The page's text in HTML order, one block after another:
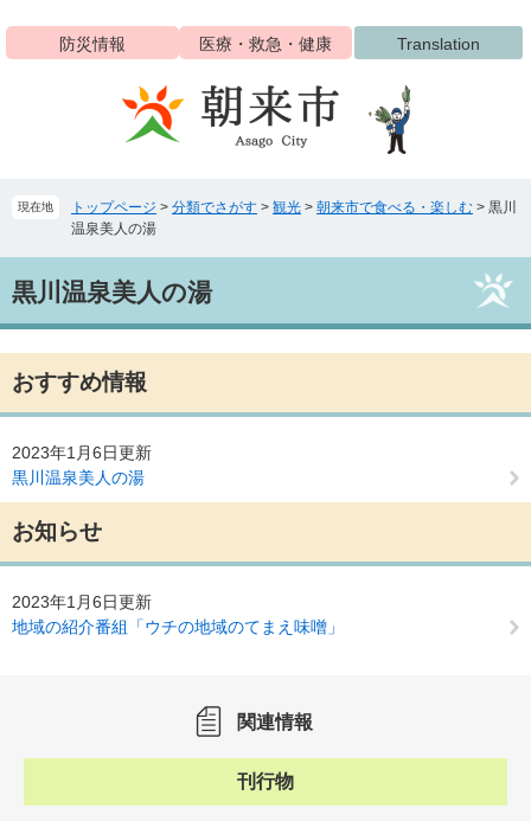
ジ
ュ
文
へ
防災情報 医療・救急・健康 Translation
現在地 トップページ > 分類でさがす > 観光 > 朝来市で食べる・楽しむ > 黒川
温泉美人の湯
文黒川温泉美人の湯
おすすめ情報
2023年1月6日更新
黒川温泉美人の湯
お知らせ
2023年1月6日更新
地域の紹介番組「ウチの地域のてまえ味噌」
関連情報
刊行物